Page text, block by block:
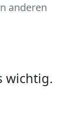
anderen
wichtig.